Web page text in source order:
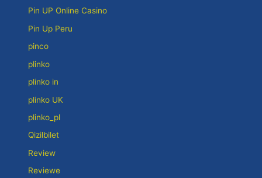
Pin UP Online Casino
Pin Up Peru
pinco
plinko
plinko in
plinko UK
plinko_pl
Qizilbilet
Review
Reviewe